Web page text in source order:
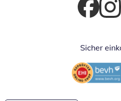
Öffnet in
Sicher
Öffnet in